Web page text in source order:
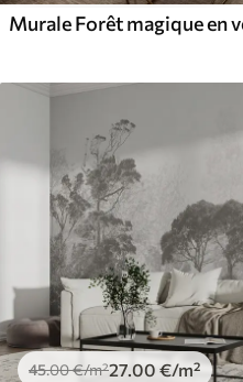
Murale Forêt magique en
45.00€/m²27.00 €/m²